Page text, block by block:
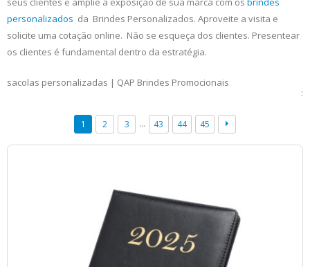
personalizados da Brindes Personalizados. Aproveite a visita e
solicite uma cotação online. Não se esqueça dos clientes. Presentear
os clientes é fundamental dentro da estratégia.
sacolas personalizadas | QAP Brindes Promocionais
:
1 2 3 … 43 44 45